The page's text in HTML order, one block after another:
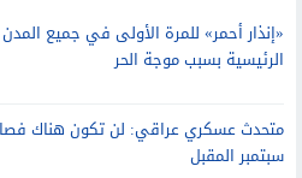
«إنذار أحمر» للمرة الأولى في جميع المدن
الرئيسية بسبب موجة الحر
سبتمبر المقبل